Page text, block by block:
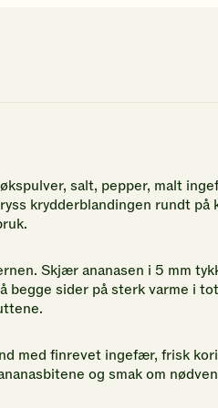
salt, pepper, malt
krydderblandingen rundt
Skjær ananasen i 5 mm
begge sider på sterk varme i
med finrevet ingefær, frisk
og smak om